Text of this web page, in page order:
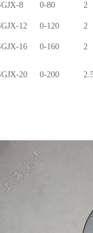
8 0-80 2
12 0-120 2
16 0-160 2
20 0-200